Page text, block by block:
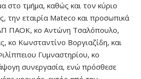
στο τμήμα, καθώς και τον κύριο
την εταιρία Mateco και προσωπικά
ΠΑΟΚ, κο Αντώνη Τσαλόπουλο,
κο Κωνσταντίνο Βοργιαζίδη, και
Γυμναστηρίου, κο
συνεργασία, ενώ πρόσθεσε